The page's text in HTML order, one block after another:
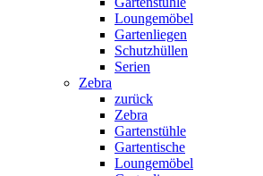
Loungemöbel
Gartenliegen
Schutzhüllen
Serien
Zebra
zurück
Zebra
Gartenstühle
Gartentische
Loungemöbel